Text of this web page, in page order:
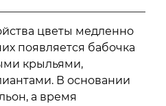
цветы медленно
появляется бабочка
крыльями,
В основании
а время